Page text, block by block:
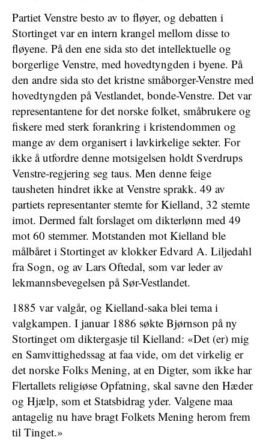
Partiet Venstre besto av to fløyer, og debatten i
Stortinget var en intern krangel mellom disse to
fløyene. På den ene sida sto det intellektuelle og
borgerlige Venstre, med hovedtyngden i byene. På
den andre sida sto det kristne småborger-Venstre med
hovedtyngden på Vestlandet, bonde-Venstre. Det var
representantene for det norske folket, småbrukere og
fiskere med sterk forankring i kristendommen og
mange av dem organisert i lavkirkelige sekter. For
ikke å utfordre denne motsigelsen holdt Sverdrups
Venstre-regjering seg taus. Men denne feige
tausheten hindret ikke at Venstre sprakk. 49 av
partiets representanter stemte for Kielland, 32 stemte
imot. Dermed falt forslaget om dikterlønn med 49
mot 60 stemmer. Motstanden mot Kielland ble
målbåret i Stortinget av klokker Edvard A. Liljedahl
fra Sogn, og av Lars Oftedal, som var leder av
lekmannsbevegelsen på Sør-Vestlandet.
1885 var valgår, og Kielland-saka blei tema i
valgkampen. I januar 1886 søkte Bjørnson på ny
Stortinget om diktergasje til Kielland: «Det (er) mig
en Samvittighedssag at faa vide, om det virkelig er
det norske Folks Mening, at en Digter, som ikke har
Flertallets religiøse Opfatning, skal savne den Hæder
og Hjælp, som et Statsbidrag yder. Valgene maa
antagelig nu have bragt Folkets Mening herom frem
til Tinget.»